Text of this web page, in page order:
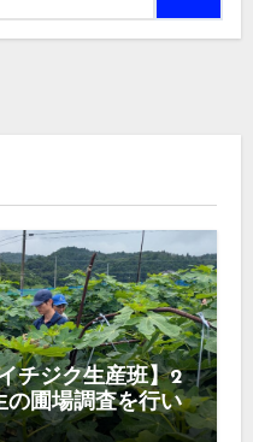
チジク生産班】2
の圃場調査を行い